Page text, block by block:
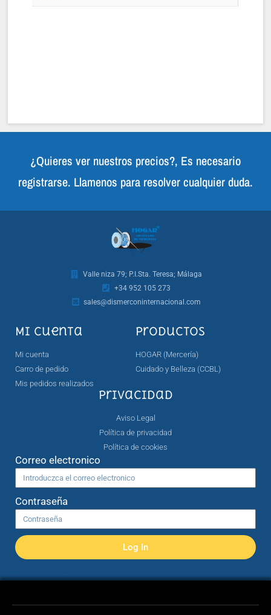
¿Quieres ver nuestros precios?, Es necesario
registrarse. Llamenos para resolver cualquier duda.
Valle niza 79; P.I.Sta. Teresa; Málaga
+34 952 105 273
sales@dismerconinternacional.com
Mi cuenta
Mi cuenta
Carro de pedido
Mis pedidos realizados
Productos
HOGAR (Mercería)
Cuidado y Belleza (CCBL)
Privacidad
Aviso Legal
Política de privacidad
Política de cookies
Correo electronico
Contraseña
Log In